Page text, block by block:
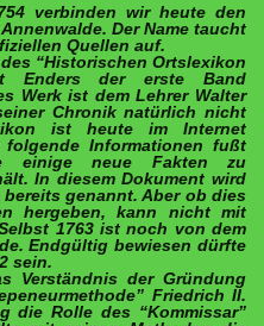
verbinden wir heute den
Der Name taucht
Quellen auf.
“Historischen Ortslexikon
Enders der erste Band
Werk ist dem Lehrer Walter
Chronik natürlich nicht
ist heute im Internet
Informationen fußt
einige neue Fakten zu
In diesem Dokument wird
bereits genannt. Aber ob dies
hergeben, kann nicht mit
1763 ist noch von dem
Endgültig bewiesen dürfte
sein.
Verständnis der Gründung
Friedrich II.
die Rolle des “Kommissar”